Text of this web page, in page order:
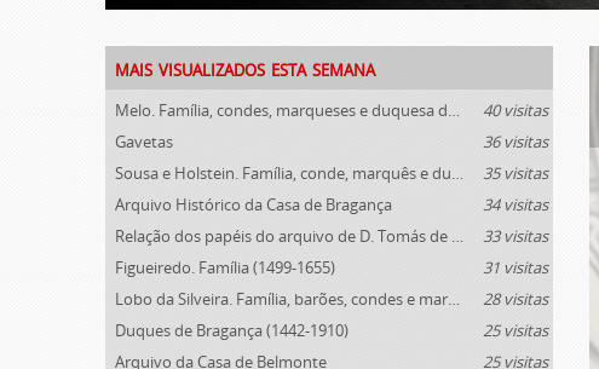
mais visualizados esta semana
Melo. Família, condes, marqueses e duquesa de Ficalho (1789-1910)
40 visitas
Gavetas
36 visitas
Sousa e Holstein. Família, conde, marquês e duques de Palmela (1812-1910)
35 visitas
Arquivo Histórico da Casa de Bragança
34 visitas
Relação dos papéis do arquivo de D. Tomás de Lima
33 visitas
Figueiredo. Família (1499-1655)
31 visitas
Lobo da Silveira. Família, barões, condes e marqueses de Alvito (1475-1910)
28 visitas
Duques de Bragança (1442-1910)
25 visitas
Arquivo da Casa de Belmonte
25 visitas